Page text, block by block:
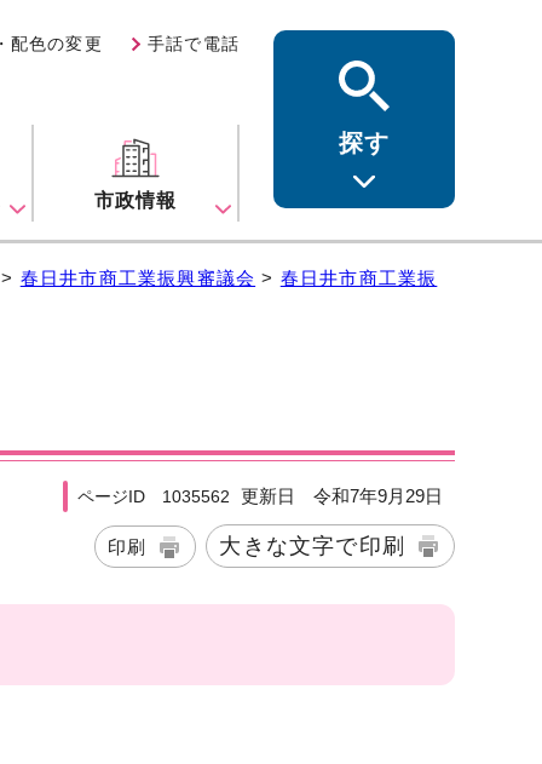
配色の変更 手話で電話
市政情報
探す
> 春日井市商工業振興審議会 > 春日井市商工業振
ページID 1035562 更新日 令和7年9月29日
印刷 大きな文字で印刷